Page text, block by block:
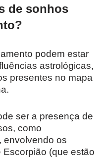
de sonhos
podem estar
astrológicas,
presentes no mapa
ser a presença de
como
envolvendo os
Escorpião (que estão